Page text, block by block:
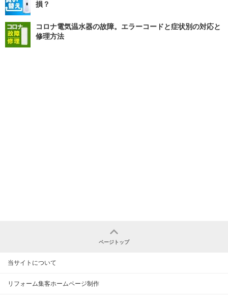
損？
コロナ電気温水器の故障。エラーコードと症状別の対応と
修理方法
ページトップ
当サイトについて
リフォーム集客ホームページ制作